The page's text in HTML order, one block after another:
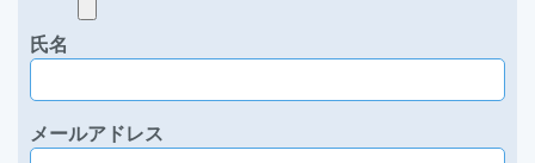
氏名
メールアドレス